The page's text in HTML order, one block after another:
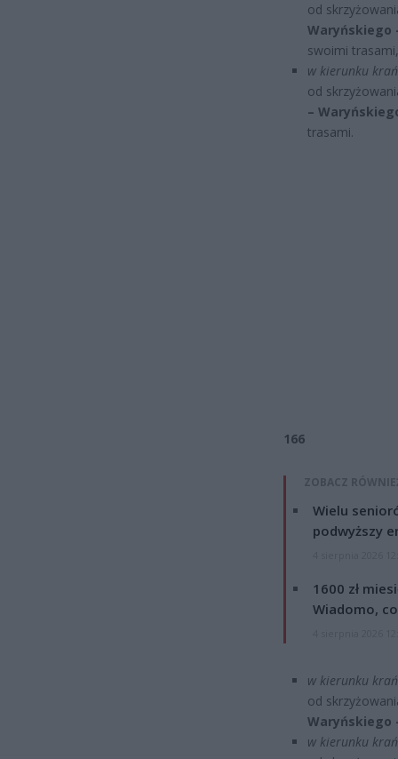
od
Waryńskiego
swoimi trasami,
w kierunku
od
–
trasami.
166
ZOBACZ
Wielu
podwyższy
1600 zł
Wiadomo,
w kierunku
od
Waryńskiego
w kierunku